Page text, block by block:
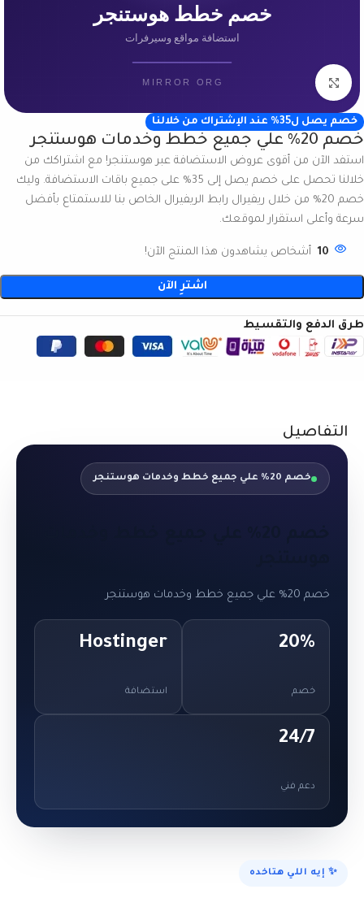
انقر للتكبير
خصم يصل ل35% عند الإشتراك من خلالنا
خصم 20% علي جميع خطط وخدمات هوستنجر
استفد الآن من أقوى عروض الاستضافة عبر هوستنجر! مع اشتراكك من
خلالنا تحصل على خصم يصل إلى 35% على جميع باقات الاستضافة. وليك
خصم 20% من خلال ريفيرال رابط الريفيرال الخاص بنا للاستمتاع بأفضل
سرعة وأعلى استقرار لموقعك.
10 أشخاص يشاهدون هذا المنتج الآن!
اشترِ الآن
طرق الدفع والتقسيط
التفاصيل
خصم 20% علي جميع خطط وخدمات هوستنجر
خصم 20% علي جميع خطط وخدمات هوستنجر
20%
خصم
Hostinger
استضافة
24/7
دعم فني
✨ إيه اللي هتاخده